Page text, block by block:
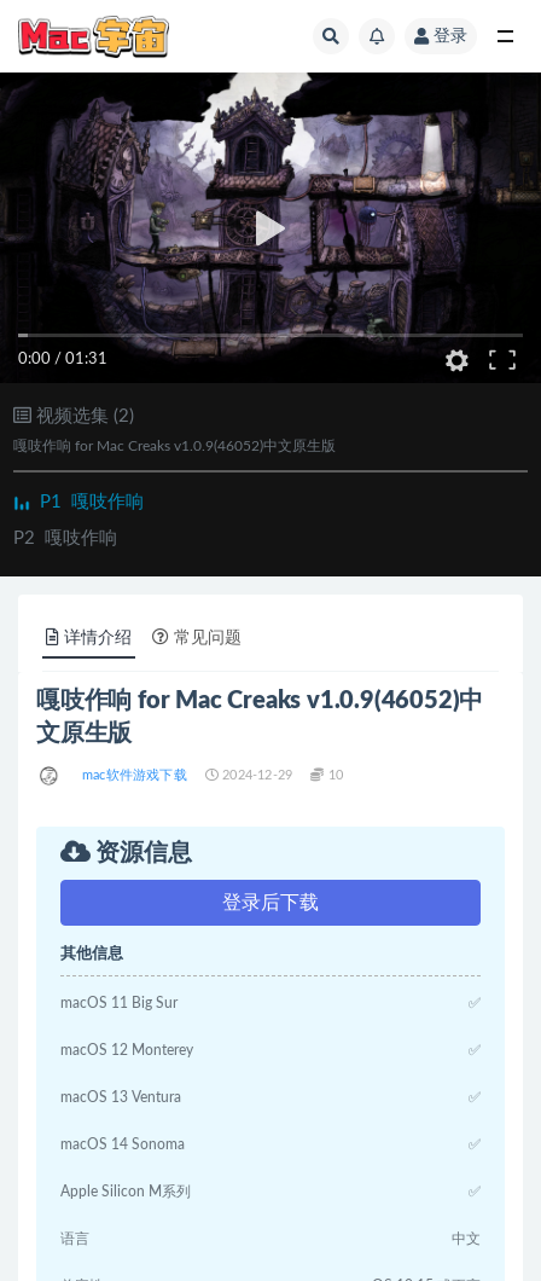
登录
0:00 / 01:31
视频选集 (2)
嘎吱作响 for Mac Creaks v1.0.9(46052)中文原生版
P1 嘎吱作响
P2 嘎吱作响
详情介绍 常见问题
嘎吱作响 for Mac Creaks v1.0.9(46052)中
文原生版
mac软件游戏下载 2024-12-29 10
资源信息
登录后下载
其他信息
macOS 11 Big Sur ✅
macOS 12 Monterey ✅
macOS 13 Ventura ✅
macOS 14 Sonoma ✅
Apple Silicon M系列 ✅
语言 中文